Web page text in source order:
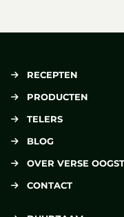
RECEPTEN
PRODUCTEN
TELERS
BLOG
OVER VERSE OOGST
CONTACT